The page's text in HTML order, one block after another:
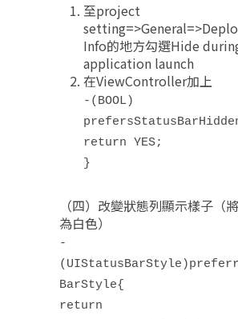
至project
Info的地方勾選Hide
application launch
在ViewController加上
-(BOOL)
return YES;
}
（四）改變狀態列顯示樣子（
為白色）
-
BarStyle{
return